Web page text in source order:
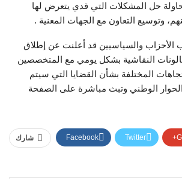
حل المشكلات التي قدي يتعرض لها
وتوسيع التعاون مع الجهات المعنية .
الأحزاب والسياسيين قد أعلنت عن إطلاق
النقاشية بشكل يومي مع المتخصصين
المختلفة بشأن القضايا التي سيتم
الوطني وتبث مباشرة على الصفحة
شارك Facebook Twitter